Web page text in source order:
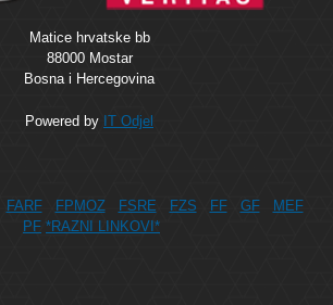
Matice hrvatske bb
88000 Mostar
Bosna i Hercegovina
Powered by IT Odjel
FARF FPMOZ FSRE FZS FF GF
MEF
PF *RAZNI LINKOVI*